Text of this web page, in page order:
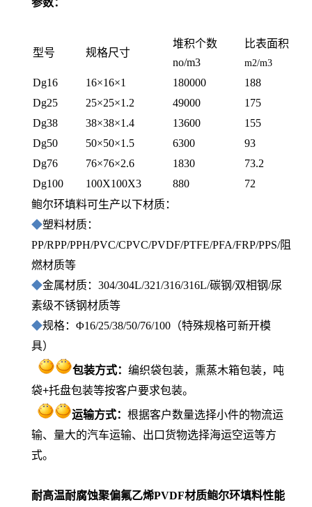
型号 规格尺寸
堆积个数
no/m3
比表面积
m2/m3
Dg16 16×16×1 180000
188
Dg25
25×25×1.2 49000
175
Dg38
38×38×1.4 13600
155
Dg50
50×50×1.5 6300
93
Dg76
76×76×2.6 1830
73.2
Dg100
100X100X3 880
72
鲍尔环填料可生产以下材质：
◆塑料材质：
PP/RPP/PPH/PVC/CPVC/PVDF/PTFE/PFA/FRP/PPS/阻
燃材质等
◆金属材质：304/304L/321/316/316L/碳钢/双相钢/尿
素级不锈钢材质等
◆规格：Φ16/25/38/50/76/100（特殊规格可新开模
具）
包装方式： 编织袋包装，熏蒸木箱包装，吨
袋+托盘包装等按客户要求包装。
运输方式： 根据客户数量选择小件的物流运
输、量大的汽车运输、出口货物选择海运空运等方
式。
耐高温耐腐蚀聚偏氟乙烯PVDF材质鲍尔环填料性能